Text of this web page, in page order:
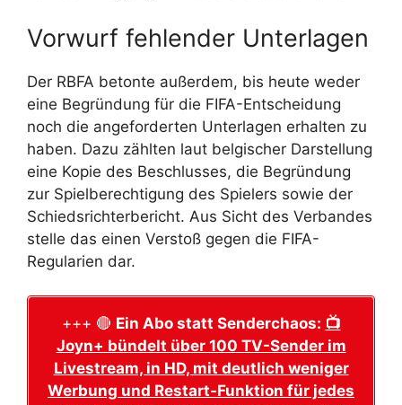
Vorwurf fehlender Unterlagen
Der RBFA betonte außerdem, bis heute weder
eine Begründung für die FIFA-Entscheidung
noch die angeforderten Unterlagen erhalten zu
haben. Dazu zählten laut belgischer Darstellung
eine Kopie des Beschlusses, die Begründung
zur Spielberechtigung des Spielers sowie der
Schiedsrichterbericht. Aus Sicht des Verbandes
stelle das einen Verstoß gegen die FIFA-
Regularien dar.
+++ 🔴 Ein Abo statt Senderchaos: 📺
Joyn+ bündelt über 100 TV-Sender im
Livestream, in HD, mit deutlich weniger
Werbung und Restart-Funktion für jedes